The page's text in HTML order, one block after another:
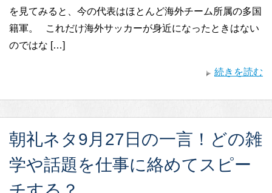
を見てみると、今の代表はほとんど海外チーム所属の多国
籍軍。 これだけ海外サッカーが身近になったときはない
のではな […]
続きを読む
朝礼ネタ9月27日の一言！どの雑
学や話題を仕事に絡めてスピー